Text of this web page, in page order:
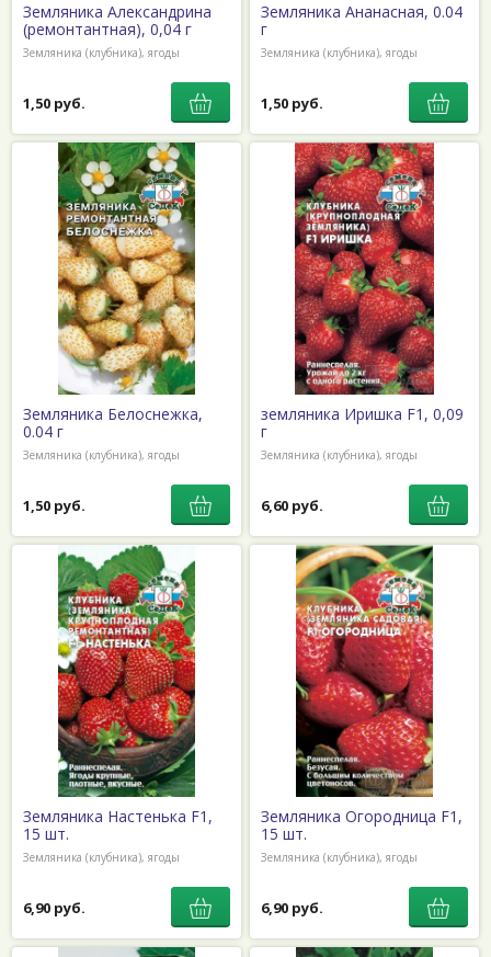
Земляника Александрина
(ремонтантная), 0,04 г
Земляника (клубника), ягоды
1,50 руб.
Земляника Ананасная, 0.04
г
Земляника (клубника), ягоды
1,50 руб.
Земляника Белоснежка,
0.04 г
Земляника (клубника), ягоды
1,50 руб.
земляника Иришка F1, 0,09
г
Земляника (клубника), ягоды
6,60 руб.
Земляника Настенька F1,
15 шт.
Земляника (клубника), ягоды
6,90 руб.
Земляника Огородница F1,
15 шт.
Земляника (клубника), ягоды
6,90 руб.